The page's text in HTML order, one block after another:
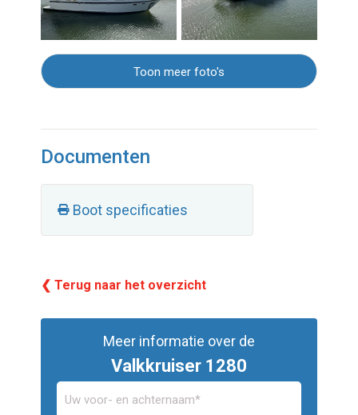
Toon meer foto's
Documenten
Boot specificaties
❮ Terug naar het overzicht
Meer informatie over de
Valkkruiser 1280